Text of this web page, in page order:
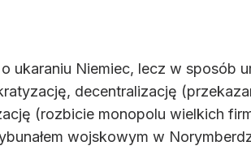
ukaraniu Niemiec, lecz w sposób
decentralizację
(rozbicie monopolu wielkich
wojskowym w